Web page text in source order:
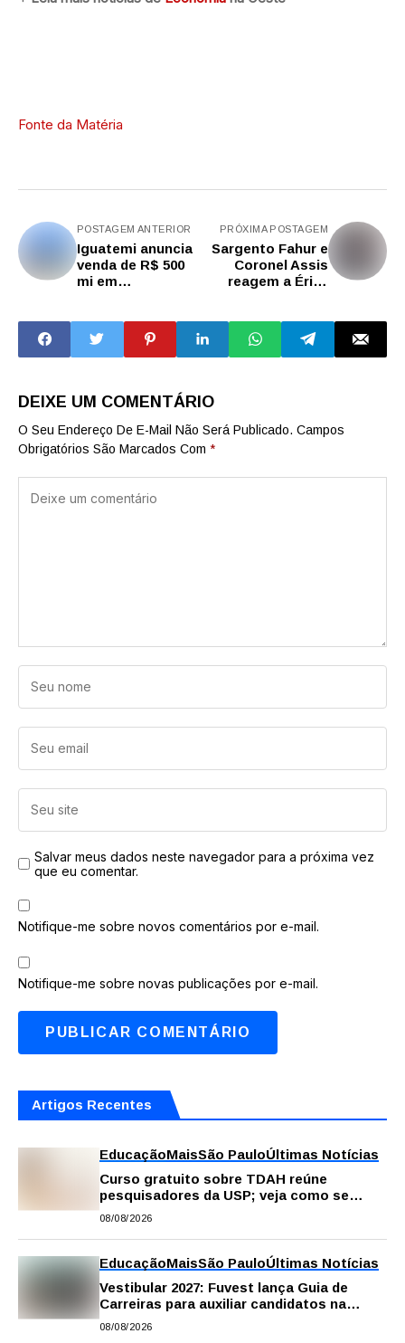
Fonte da Matéria
POSTAGEM ANTERIOR
Iguatemi anuncia
venda de R$ 500
mi em
PRÓXIMA POSTAGEM
Sargento Fahur e
Coronel Assis
reagem a Érika
petistas que
tentam derrubar
anistia a presos
DEIXE UM COMENTÁRIO
O Seu Endereço De E-Mail Não Será Publicado. Campos
Obrigatórios São Marcados Com *
Salvar meus dados neste navegador para a próxima vez
que eu comentar.
Notifique-me sobre novos comentários por e-mail.
Notifique-me sobre novas publicações por e-mail.
Artigos Recentes
EducaçãoMaisSão PauloÚltimas Notícias
Curso gratuito sobre TDAH reúne
pesquisadores da USP; veja como se
inscrever
08/08/2026
EducaçãoMaisSão PauloÚltimas Notícias
Vestibular 2027: Fuvest lança Guia de
Carreiras para auxiliar candidatos na
escolha da profissão
08/08/2026